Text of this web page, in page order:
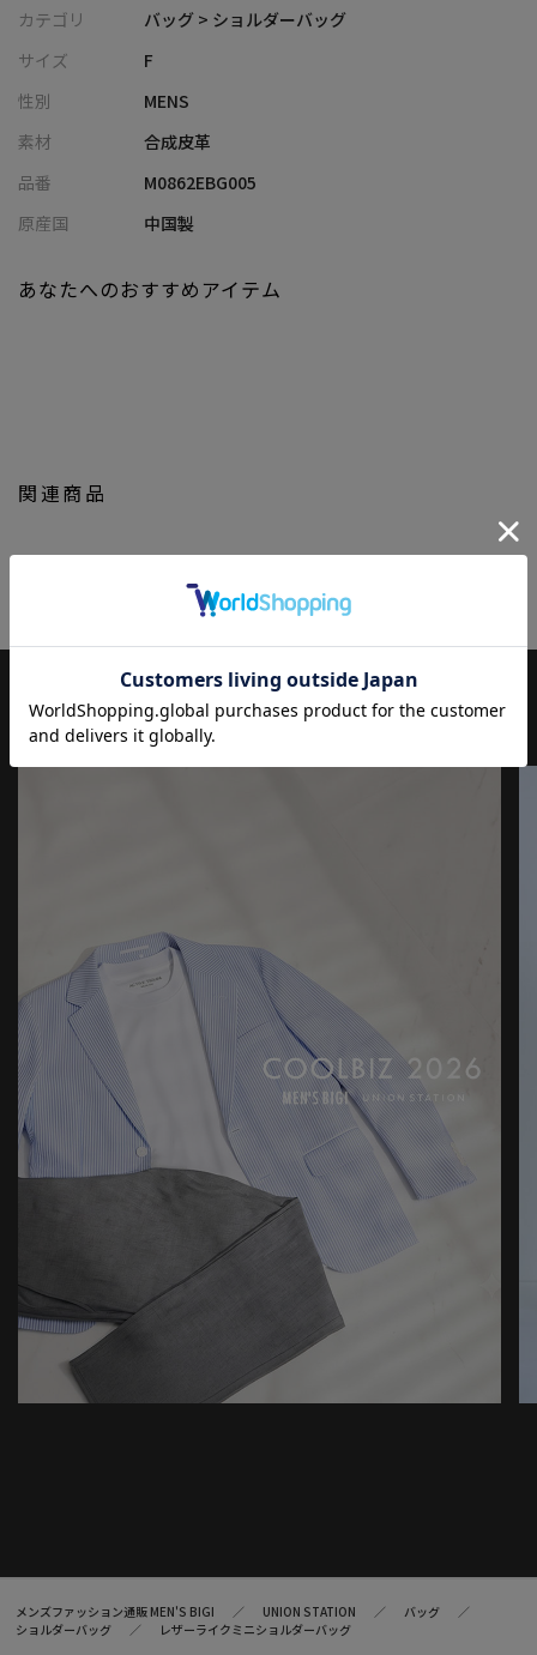
・素材には合成皮革を使用し、レザーライクな高級感と扱いやす
・汚れが気になった際もさっと拭き取れる、イージーケア仕様で
デイリーに活躍
・内装には背面ポケットを備え、小物の仕分けや取り出しもスム
・カジュアルからきれいめまで幅広く対応する、汎用性の高いデ
ザイン
・ショーツスタイルに合わせて、軽快でアクティブな夏のスタイ
・モノトーンコーデに合わせて、洗練されたミニマルな着こなし
■model185cm size:L
【UNION STATION by mens bigi/ユニオンステーション バイ メン
ズビギ】
アメリカントラッドを軸にアメリカンカルチャー、ストリート、
カテゴリ
バッグ > ショルダーバッグ
サイズ
F
性別
MENS
素材
合成皮革
品番
M0862EBG005
原産国
中国製
関連商品
あなたへのおすすめアイテム
JOURNAL もっと見る
メンズファッション通販 MEN'S BIGI UNION STATION
バッグ
ショルダーバッグ
レザーライクミニショルダーバッグ